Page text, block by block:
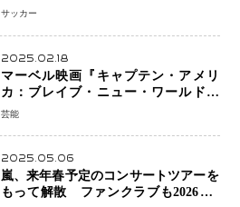
へ・・・補強戦略の転換点に
サッカー
2025.02.18
マーベル映画『キャプテン・アメリ
カ：ブレイブ・ニュー・ワールド』
新ブラック・ウィドウ役のシラ・ハー
芸能
2025.05.06
嵐、来年春予定のコンサートツアーを
もって解散 ファンクラブも2026年5